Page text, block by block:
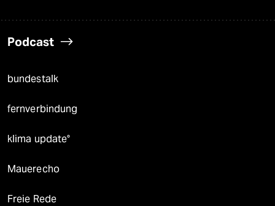
Podcast
bundestalk
fernverbindung
klima update°
Mauerecho
Freie Rede